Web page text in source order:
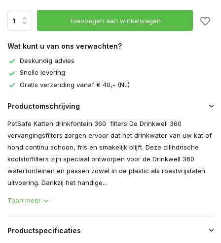
Toevoegen aan winkelwagen
Wat kunt u van ons verwachten?
Deskundig advies
Snelle levering
Gratis verzending vanaf € 40,- (NL)
Productomschrijving
PetSafe Katten drinkfontein 360 filters De Drinkwell 360
vervangingsfilters zorgen ervoor dat het drinkwater van uw kat of
hond continu schoon, fris en smakelijk blijft. Deze cilindrische
koolstoffilters zijn speciaal ontworpen voor de Drinkwell 360
waterfonteinen en passen zowel in de plastic als roestvrijstalen
uitvoering. Dankzij het handige...
Toon meer
Productspecificaties